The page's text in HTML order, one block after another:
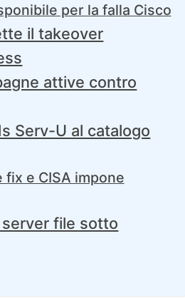
per la falla Cisco
il takeover
attive contro
Serv-U al catalogo
e CISA impone
file sotto